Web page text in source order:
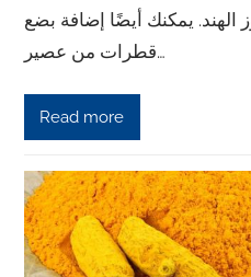
يمكنك أيضًا إضافة بضع
قطرات من عصير…
Read more